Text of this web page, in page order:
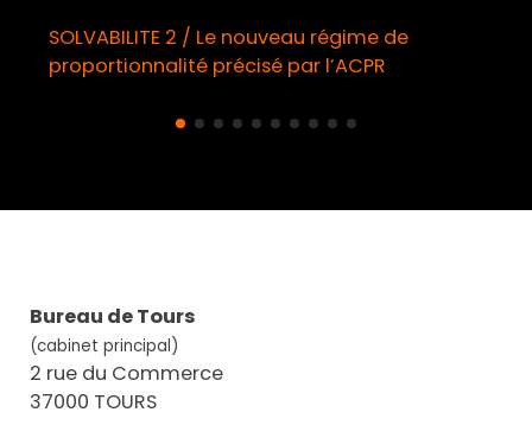
SOLVABILITE 2 / Le nouveau régime de
proportionnalité précisé par l’ACPR
Bureau de Tours
(cabinet principal)
2 rue du Commerce
37000 TOURS